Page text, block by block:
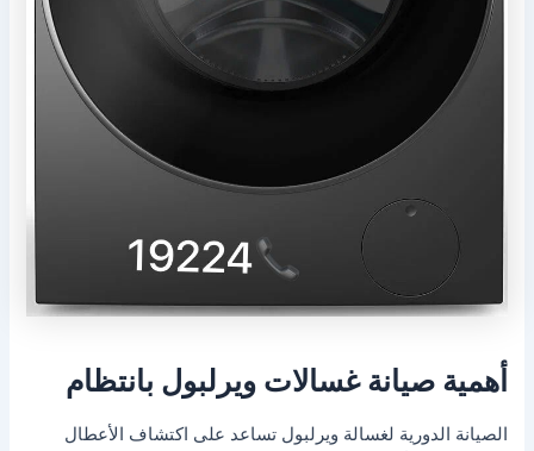
أهمية صيانة غسالات ويرلبول بانتظام
الصيانة الدورية لغسالة ويرلبول تساعد على اكتشاف الأعطال